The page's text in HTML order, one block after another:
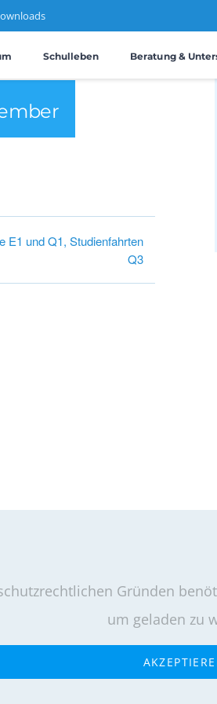
Schulleben Beratung &
E1 und Q1, Studienfahrten
Q3
Gründen
um geladen zu